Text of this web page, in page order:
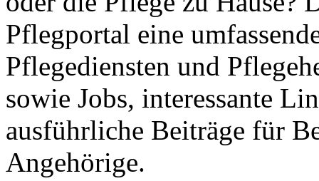
Pflegportal eine
Pflegediensten und
sowie Jobs, interessante
ausführliche Beiträge für
Angehörige.